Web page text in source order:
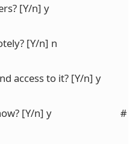
# 移除匿名用户
# 允许 root 远程登录
[Y/n] y 		     	# 移除测试数据库
# 重新加载表